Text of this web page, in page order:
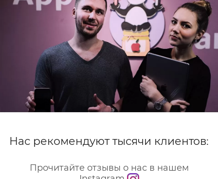
Нас рекомендуют тысячи клиентов:
Прочитайте отзывы о нас в нашем